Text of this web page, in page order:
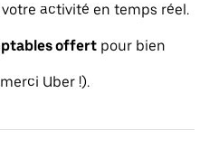
activité en temps réel.
offert pour bien
Uber !).